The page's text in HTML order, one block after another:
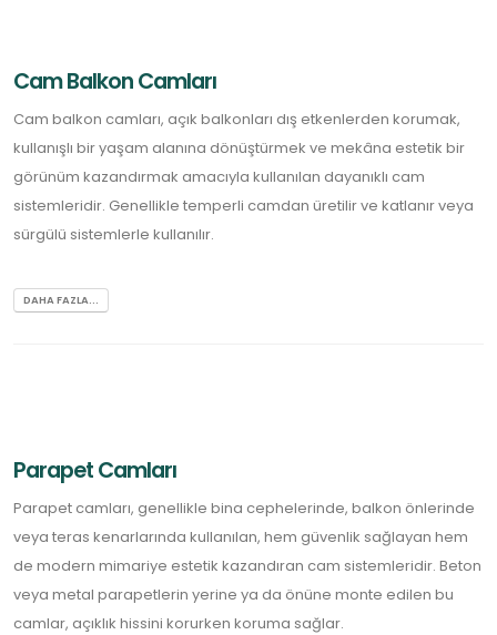
Cam Balkon Camları
Cam balkon camları, açık balkonları dış etkenlerden korumak,
kullanışlı bir yaşam alanına dönüştürmek ve mekâna estetik bir
görünüm kazandırmak amacıyla kullanılan dayanıklı cam
sistemleridir. Genellikle temperli camdan üretilir ve katlanır veya
sürgülü sistemlerle kullanılır.
DAHA FAZLA...
Parapet Camları
Parapet camları, genellikle bina cephelerinde, balkon önlerinde
veya teras kenarlarında kullanılan, hem güvenlik sağlayan hem
de modern mimariye estetik kazandıran cam sistemleridir. Beton
veya metal parapetlerin yerine ya da önüne monte edilen bu
camlar, açıklık hissini korurken koruma sağlar.